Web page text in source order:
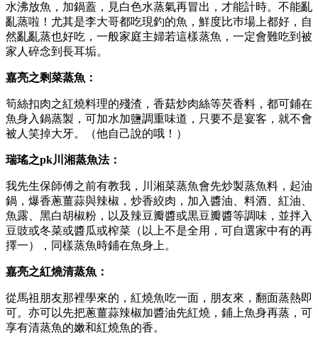
水沸放魚，加鍋蓋，見白色水蒸氣再冒出，才能計時。不能亂
亂蒸啦！尤其是李大哥都吃現釣的魚，鮮度比巿場上都好，自
然亂亂蒸也好吃，一般家庭主婦若這樣蒸魚，一定會難吃到被
家人碎念到長耳垢。
嘉亮之剩菜蒸魚：
筍絲扣肉之紅燒料理的殘渣，香菇炒肉絲等芡香料，都可鋪在
魚身入鍋蒸製，可加水加鹽調重味道，只要不是宴客，就不會
被人笑掉大牙。（他自己說的哦！）
瑞瑤之pk川湘蒸魚法：
我先生保師傅之前有教我，川湘菜蒸魚會先炒製蒸魚料，起油
鍋，爆香蔥薑蒜與辣椒，炒香絞肉，加入醬油、料酒、紅油、
魚露、黑白胡椒粉，以及辣豆瓣醬或黒豆瓣醬等調味，並拌入
豆豉或冬菜或醬瓜或榨菜（以上不是全用，可自選家中有的再
擇一），同樣蒸魚時鋪在魚身上。
嘉亮之紅燒清蒸魚：
從馬祖朋友那裡學來的，紅燒魚吃一面，朋友來，翻面蒸熱即
可。亦可以先把蔥薑蒜辣椒加醬油先紅燒，鋪上魚身再蒸，可
享有清蒸魚的嫩和紅燒魚的香。